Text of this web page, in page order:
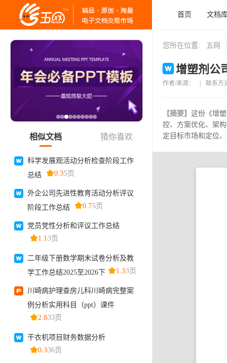
首页 文档
您所在位置: 五网
增塑剂公
作者/来源： 联系方
【摘要】 这份《增
控、方案优化、架
定目标市场和定位